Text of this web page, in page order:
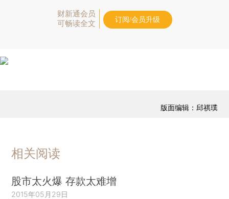
财新通会员
可畅读全文
订阅/会员升级
版面编辑：邱祺璞
相关阅读
股市太火爆 存款太难增
2015年05月29日